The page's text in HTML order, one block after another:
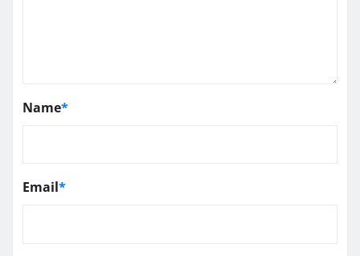
Name*
Email*